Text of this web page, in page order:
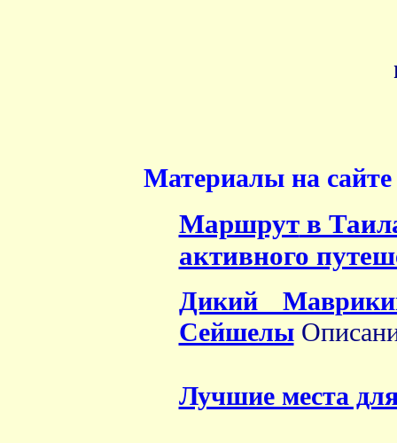
Материалы на
Маршрутв
активного
Дикий
Сейшелы
Лучшие места